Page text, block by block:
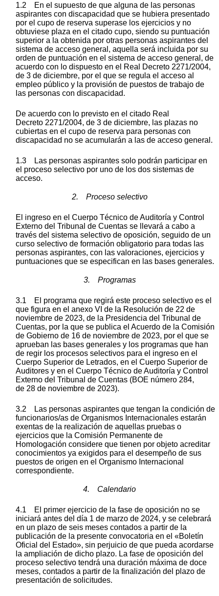
1.2 En el supuesto de que alguna de las personas
aspirantes con discapacidad que se hubiera presentado
por el cupo de reserva superase los ejercicios y no
obtuviese plaza en el citado cupo, siendo su puntuación
superior a la obtenida por otras personas aspirantes del
sistema de acceso general, aquella será incluida por su
orden de puntuación en el sistema de acceso general, de
acuerdo con lo dispuesto en el Real Decreto 2271/2004,
de 3 de diciembre, por el que se regula el acceso al
empleo público y la provisión de puestos de trabajo de
las personas con discapacidad.
De acuerdo con lo previsto en el citado Real
Decreto 2271/2004, de 3 de diciembre, las plazas no
cubiertas en el cupo de reserva para personas con
discapacidad no se acumularán a las de acceso general.
1.3 Las personas aspirantes solo podrán participar en
el proceso selectivo por uno de los dos sistemas de
acceso.
2. Proceso selectivo
El ingreso en el Cuerpo Técnico de Auditoría y Control
Externo del Tribunal de Cuentas se llevará a cabo a
través del sistema selectivo de oposición, seguido de un
curso selectivo de formación obligatorio para todas las
personas aspirantes, con las valoraciones, ejercicios y
puntuaciones que se especifican en las bases generales.
3. Programas
3.1 El programa que regirá este proceso selectivo es el
que figura en el anexo VI de la Resolución de 22 de
noviembre de 2023, de la Presidencia del Tribunal de
Cuentas, por la que se publica el Acuerdo de la Comisión
de Gobierno de 16 de noviembre de 2023, por el que se
aprueban las bases generales y los programas que han
de regir los procesos selectivos para el ingreso en el
Cuerpo Superior de Letrados, en el Cuerpo Superior de
Auditores y en el Cuerpo Técnico de Auditoría y Control
Externo del Tribunal de Cuentas (BOE número 284,
de 28 de noviembre de 2023).
3.2 Las personas aspirantes que tengan la condición de
funcionarios/as de Organismos Internacionales estarán
exentas de la realización de aquellas pruebas o
ejercicios que la Comisión Permanente de
Homologación considere que tienen por objeto acreditar
conocimientos ya exigidos para el desempeño de sus
puestos de origen en el Organismo Internacional
correspondiente.
4. Calendario
4.1 El primer ejercicio de la fase de oposición no se
iniciará antes del día 1 de marzo de 2024, y se celebrará
en un plazo de seis meses contados a partir de la
publicación de la presente convocatoria en el «Boletín
Oficial del Estado», sin perjuicio de que pueda acordarse
la ampliación de dicho plazo. La fase de oposición del
proceso selectivo tendrá una duración máxima de doce
meses, contados a partir de la finalización del plazo de
presentación de solicitudes.